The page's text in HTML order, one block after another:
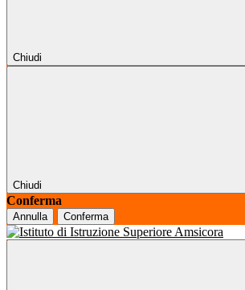
Chiudi
Chiudi
Conferma
Annulla Conferma